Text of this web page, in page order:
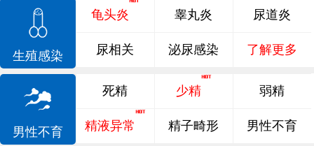
生殖感染
龟头炎 睾丸炎 尿道炎
尿相关 泌尿感染 了解更多
男性不育
死精 少精 弱精
精液异常 精子畸形 男性不育